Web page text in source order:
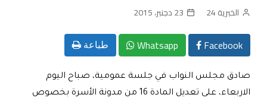
الخبرية 24 23 دجنبر، 2015
Facebook
Whatsapp طباعة
صادق مجلس النواب في جلسة عمومية، صباح اليوم
الاربعاء، على تعديل المادة 16 من مدونة الأسرة بخصوص